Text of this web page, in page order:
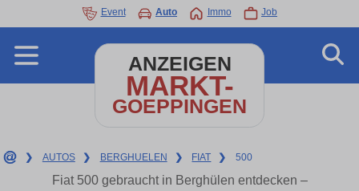
Event Auto Immo Job
ANZEIGEN
MARKT-
GOEPPINGEN
❯ AUTOS ❯ BERGHUELEN ❯ FIAT ❯ 500
Fiat 500 gebraucht in Berghülen entdecken –